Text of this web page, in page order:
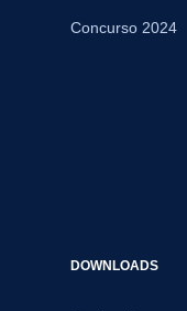
Concurso 2024
DOWNLOADS